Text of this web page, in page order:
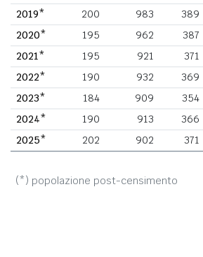
2019*
200 983 389
2020*
195 962 387
2021*
195 921 371
2022*
190 932 369
2023*
184 909 354
2024*
190 913 366
2025*
202 902 371
(*) popolazione post-censimento